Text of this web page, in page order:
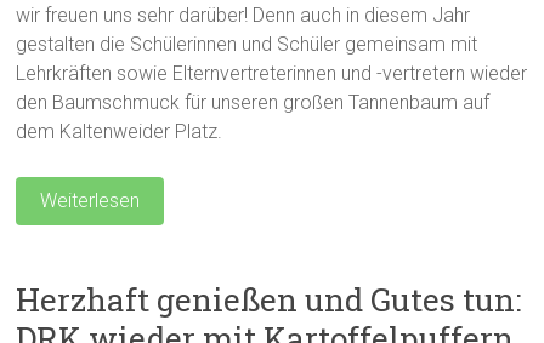
wir freuen uns sehr darüber! Denn auch in diesem Jahr
gestalten die Schülerinnen und Schüler gemeinsam mit
Lehrkräften sowie Elternvertreterinnen und -vertretern wieder
den Baumschmuck für unseren großen Tannenbaum auf
dem Kaltenweider Platz.
Weiterlesen
Herzhaft genießen und Gutes tun: